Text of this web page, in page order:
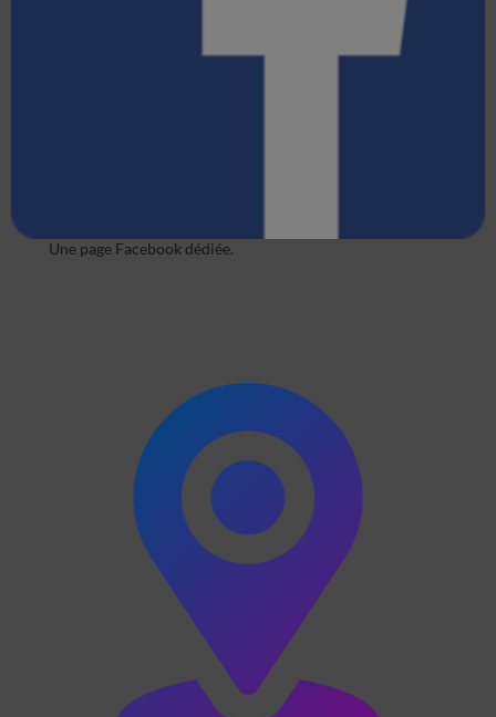
Une page Facebook dédiée.